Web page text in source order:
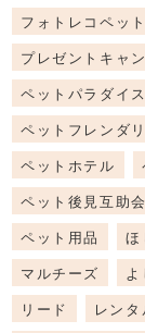
フォトレコペッ
プレゼントキャ
ペットパラダイス
ペットフレンダ
ペットホテル
ペット後見互助会
ペット用品
ほ
マルチーズ
よ
リード
レン